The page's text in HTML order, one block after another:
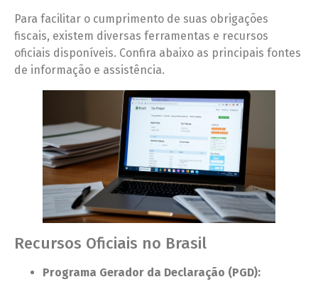
Para facilitar o cumprimento de suas obrigações
fiscais, existem diversas ferramentas e recursos
oficiais disponíveis. Confira abaixo as principais fontes
de informação e assistência.
Recursos Oficiais no Brasil
Programa Gerador da Declaração (PGD):